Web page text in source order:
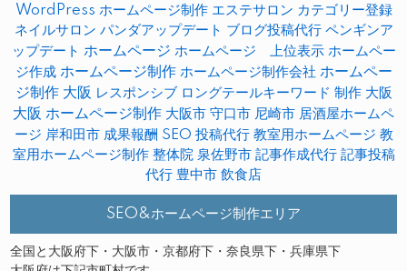
WordPress ホームページ制作 エステサロン カテゴリー登録
ネイルサロン パンダアップデート ブログ投稿代行 ペンギンア
ップデート ホームページ ホームページ 上位表示 ホームペー
ジ作成 ホームページ制作 ホームページ制作会社 ホームペー
ジ制作 大阪 レスポンシブ ロングテールキーワード 制作 大阪
大阪 ホームページ制作 大阪市 守口市 尼崎市 居酒屋ホームペ
ージ 岸和田市 成果報酬 SEO 投稿代行 教室用ホームページ 教
室用ホームページ制作 整体院 泉佐野市 記事作成代行 記事投稿
代行 豊中市 飲食店
SEO&ホームページ制作エリア
全国と大阪府下・大阪市・京都府下・奈良県下・兵庫県下